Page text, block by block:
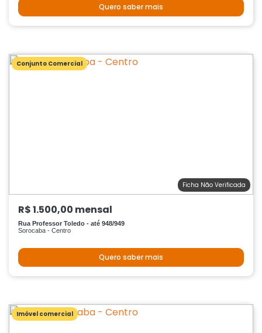
Quero saber mais
Conjunto Comercial
Ficha Não Verificada
R$ 1.500,00 mensal
Rua Professor Toledo - até 948/949
Sorocaba - Centro
Quero saber mais
Imóvel comercial